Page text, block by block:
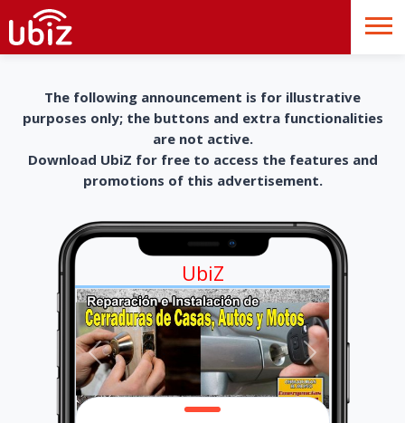
The following announcement is for illustrative
purposes only; the buttons and extra functionalities
are not active.
Download UbiZ for free to access the features and
promotions of this advertisement.
UbiZ